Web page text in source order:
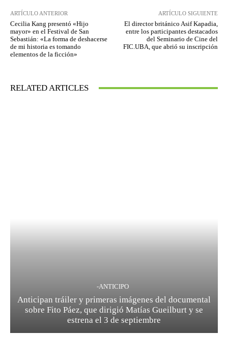
ARTÍCULO ANTERIOR
Cecilia Kang presentó «Hijo
mayor» en el Festival de San
Sebastián: «La forma de deshacerse
de mi historia es tomando
elementos de la ficción»
ARTÍCULO SIGUIENTE
El director británico Asif Kapadia,
entre los participantes destacados
del Seminario de Cine del
FIC.UBA, que abrió su inscripción
RELATED ARTICLES
-ANTICIPO
Anticipan tráiler y primeras imágenes del documental
sobre Fito Páez, que dirigió Matías Gueilburt y se
estrena el 3 de septiembre